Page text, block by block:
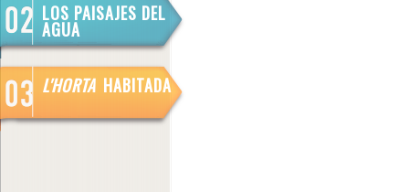
LOS PAISAJES DEL
AGUA
L'HORTA HABITADA